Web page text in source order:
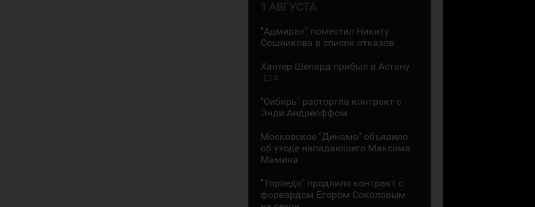
1 АВГУСТА
"Адмирал" поместил Никиту
Сошникова в список отказов
Хантер Шепард прибыл в Астану
4
"Сибирь" расторгла контракт с
Энди Андреоффом
Московское "Динамо" объявило
об уходе нападающего Максима
Мамина
"Торпедо" продлило контракт с
форвардом Егором Соколовым